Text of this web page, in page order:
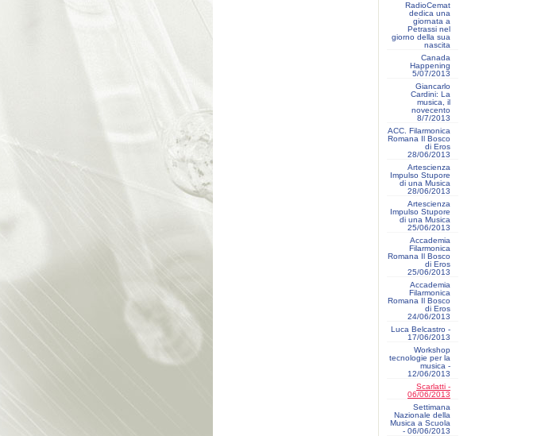
RadioCemat
dedica una
giornata a
Petrassi nel
giorno della sua
nascita
Canada
Happening
5/07/2013
Giancarlo
Cardini: La
musica, il
novecento
8/7/2013
ACC. Filarmonica
Romana Il Bosco
di Eros
28/06/2013
Artescienza
Impulso Stupore
di una Musica
28/06/2013
Artescienza
Impulso Stupore
di una Musica
25/06/2013
Accademia
Filarmonica
Romana Il Bosco
di Eros
25/06/2013
Accademia
Filarmonica
Romana Il Bosco
di Eros
24/06/2013
Luca Belcastro -
17/06/2013
Workshop
tecnologie per la
musica -
12/06/2013
Scarlatti -
06/06/2013
Settimana
Nazionale della
Musica a Scuola
- 06/06/2013